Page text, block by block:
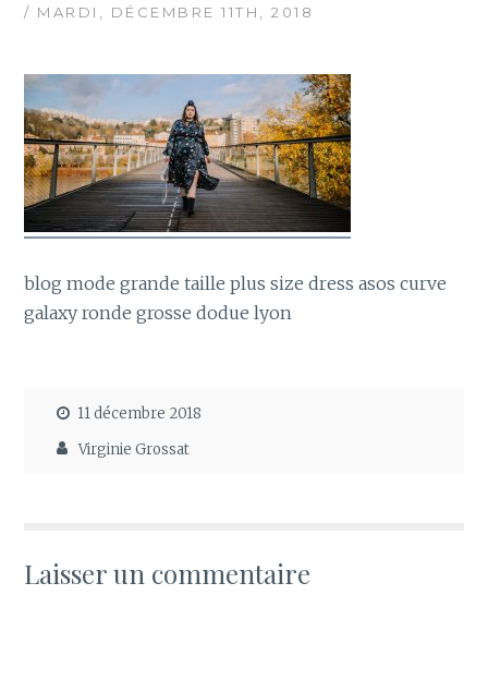
/ MARDI, DÉCEMBRE 11TH, 2018
blog mode grande taille plus size dress asos curve
galaxy ronde grosse dodue lyon
11 décembre 2018
Virginie Grossat
Laisser un commentaire